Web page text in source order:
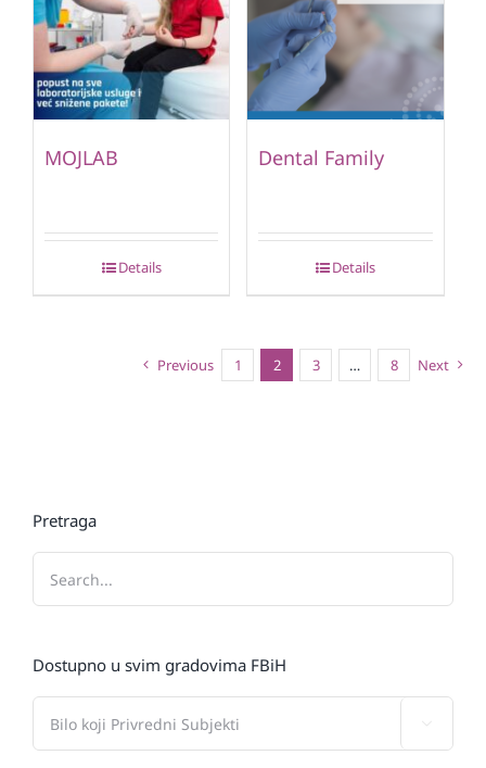
MOJLAB
Details
Dental Family
Details
Previous 1 2 3 … 8 Next
Pretraga
Dostupno u svim gradovima FBiH